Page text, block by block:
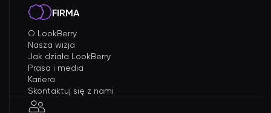
FIRMA
O LookBerry
Nasza wizja
Jak działa LookBerry
Prasa i media
Kariera
Skontaktuj się z nami